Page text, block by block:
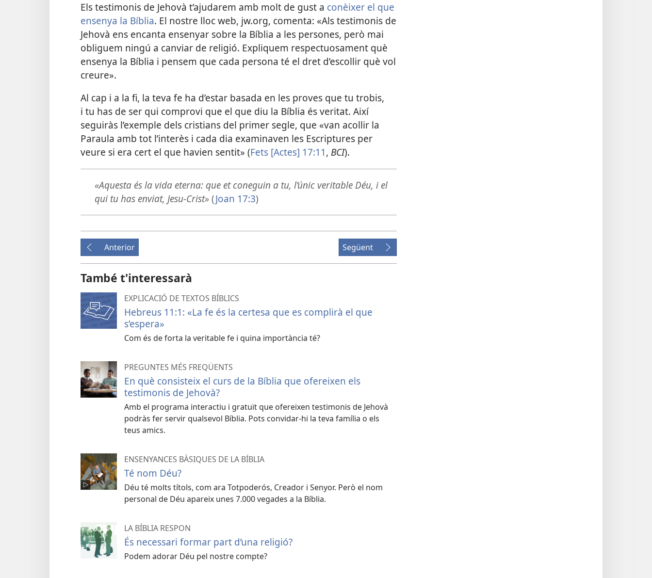
Els testimonis de Jehovà t’ajudarem amb molt de gust a conèixer el que
ensenya la Bíblia. El nostre lloc web, jw.org, comenta: «Als testimonis de
Jehovà ens encanta ensenyar sobre la Bíblia a les persones, però mai
obliguem ningú a canviar de religió. Expliquem respectuosament què
ensenya la Bíblia i pensem que cada persona té el dret d’escollir què vol
creure».
Al cap i a la fi, la teva fe ha d’estar basada en les proves que tu trobis,
i tu has de ser qui comprovi que el que diu la Bíblia és veritat. Així
seguiràs l’exemple dels cristians del primer segle, que «van acollir la
Paraula amb tot l’interès i cada dia examinaven les Escriptures per
veure si era cert el que havien sentit» (Fets [Actes] 17:11, BCI).
«Aquesta és la vida eterna: que et coneguin a tu, l’únic veritable Déu, i el
qui tu has enviat, Jesu-Crist» (Joan 17:3)
Anterior Següent
També t'interessarà
EXPLICACIÓ DE TEXTOS BÍBLICS
Hebreus 11:1: «La fe és la certesa que es complirà el que
s’espera»
Com és de forta la veritable fe i quina importància té?
PREGUNTES MÉS FREQÜENTS
En què consisteix el curs de la Bíblia que ofereixen els
testimonis de Jehovà?
Amb el programa interactiu i gratuït que ofereixen testimonis de Jehovà
podràs fer servir qualsevol Bíblia. Pots convidar-hi la teva família o els
teus amics.
ENSENYANCES BÀSIQUES DE LA BÍBLIA
Té nom Déu?
Déu té molts títols, com ara Totpoderós, Creador i Senyor. Però el nom
personal de Déu apareix unes 7.000 vegades a la Bíblia.
LA BÍBLIA RESPON
És necessari formar part d’una religió?
Podem adorar Déu pel nostre compte?